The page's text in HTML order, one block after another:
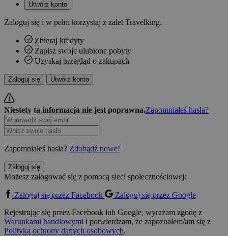
Utwórz konto
Zaloguj się i w pełni korzystaj z zalet Travelking.
Zbieraj kredyty
Zapisz swoje ulubione pobyty
Uzyskaj przegląd o zakupach
Zaloguj się Utwórz konto
Niestety ta informacja nie jest poprawna.Zapomniałeś hasła?
Zapomniałeś hasła? Zdobądź nowe!
Zaloguj się
Możesz zalogować się z pomocą sieci społecznościowej:
Zaloguj się przez Facebook
Zaloguj się przez Google
Rejestrując się przez Facebook lub Google, wyrażam zgodę z
Warunkami handlowymi i potwierdzam, że zapoznałem/am się z
Polityką ochrony danych osobowych.